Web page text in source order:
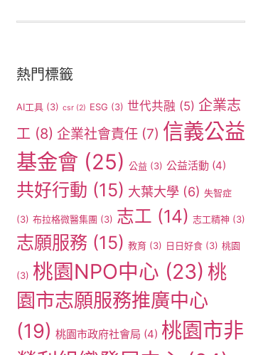
熱門標籤
AI工具 (3) csr (2) ESG (3) 世代共融 (5) 企業志
工 (8) 企業社會責任 (7) 信義公益
基金會 (25) 公益 (3) 公益活動 (4)
共好行動 (15) 大葉大學 (6) 失智症
(3) 布拉格微醫集團 (3) 志工 (14) 志工精神 (3)
志願服務 (15) 教育 (3) 日日好食 (3) 桃園
(3) 桃園NPO中心 (23) 桃
園市志願服務推廣中心
(19) 桃園市政府社會局 (4) 桃園市非